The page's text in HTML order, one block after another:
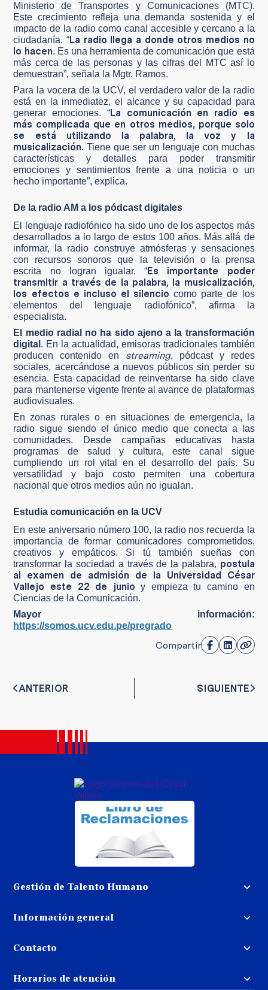
Ministerio de Transportes y Comunicaciones (MTC).
Este crecimiento refleja una demanda sostenida y el
impacto de la radio como canal accesible y cercano a la
ciudadanía. “La radio llega a donde otros medios no
lo hacen. Es una herramienta de comunicación que está
más cerca de las personas y las cifras del MTC así lo
demuestran”, señala la Mgtr. Ramos.
Para la vocera de la UCV, el verdadero valor de la radio
está en la inmediatez, el alcance y su capacidad para
generar emociones. “La comunicación en radio es
más complicada que en otros medios, porque solo
se está utilizando la palabra, la voz y la
musicalización. Tiene que ser un lenguaje con muchas
características y detalles para poder transmitir
emociones y sentimientos frente a una noticia o un
hecho importante”, explica.
De la radio AM a los pódcast digitales
El lenguaje radiofónico ha sido uno de los aspectos más
desarrollados a lo largo de estos 100 años. Más allá de
informar, la radio construye atmósferas y sensaciones
con recursos sonoros que la televisión o la prensa
escrita no logran igualar. “Es importante poder
transmitir a través de la palabra, la musicalización,
los efectos e incluso el silenciocomo parte de los
elementos del lenguaje radiofónico”, afirma la
especialista.
El medio radial no ha sido ajeno a la transformación
digital . En la actualidad, emisoras tradicionales también
producen contenido en streaming, pódcast y redes
sociales, acercándose a nuevos públicos sin perder su
esencia. Esta capacidad de reinventarse ha sido clave
para mantenerse vigente frente al avance de plataformas
audiovisuales.
En zonas rurales o en situaciones de emergencia, la
radio sigue siendo el único medio que conecta a las
comunidades. Desde campañas educativas hasta
programas de salud y cultura, este canal sigue
cumpliendo un rol vital en el desarrollo del país. Su
versatilidad y bajo costo permiten una cobertura
nacional que otros medios aún no igualan.
Estudia comunicación en la UCV
En este aniversario número 100, la radio nos recuerda la
importancia de formar comunicadores comprometidos,
creativos y empáticos. Si tú también sueñas con
transformar la sociedad a través de la palabra, postula
al examen de admisión de la Universidad César
Vallejo este 22 de junio y empieza tu camino en
Ciencias de la Comunicación.
Mayor información:
https://somos.ucv.edu.pe/pregrado
Compartir
ANTERIOR SIGUIENTE
Gestión de Talento Humano
Trabaja con nosotros
Información general
dinero
Libro de reclamaciones
Contacto
llamando al:
Horarios de atención